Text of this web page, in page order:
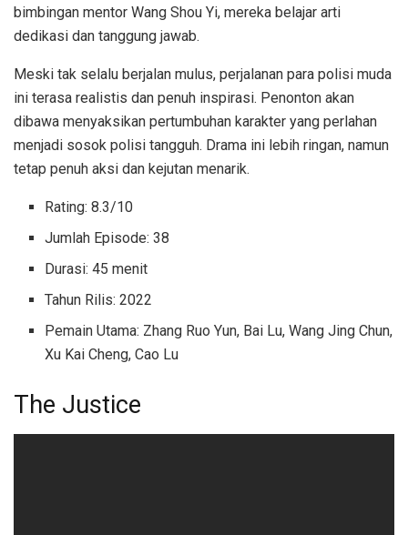
bimbingan mentor Wang Shou Yi, mereka belajar arti
dedikasi dan tanggung jawab.
Meski tak selalu berjalan mulus, perjalanan para polisi muda
ini terasa realistis dan penuh inspirasi. Penonton akan
dibawa menyaksikan pertumbuhan karakter yang perlahan
menjadi sosok polisi tangguh. Drama ini lebih ringan, namun
tetap penuh aksi dan kejutan menarik.
Rating: 8.3/10
Jumlah Episode: 38
Durasi: 45 menit
Tahun Rilis: 2022
Pemain Utama: Zhang Ruo Yun, Bai Lu, Wang Jing Chun,
Xu Kai Cheng, Cao Lu
The Justice